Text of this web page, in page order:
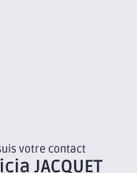
votre contact
JACQUET